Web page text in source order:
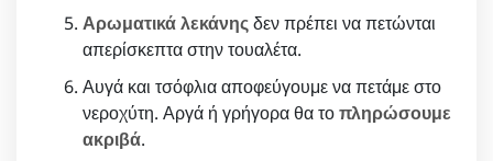
Αρωματικά λεκάνηςδεν πρέπει να πετώνται
απερίσκεπτα στην τουαλέτα.
Αυγά και τσόφλια αποφεύγουμε να πετάμε στο
νεροχύτη. Αργά ή γρήγορα θα τοπληρώσουμε
ακριβά.